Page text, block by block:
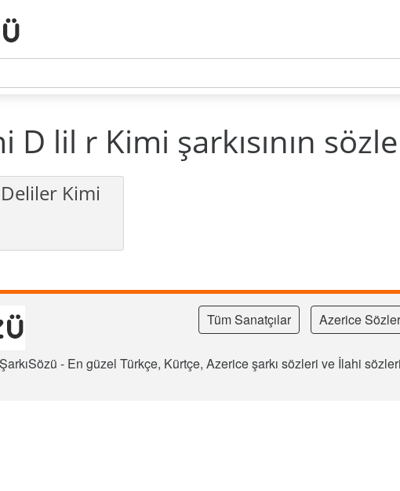
D lil r Kimi şarkısının
Deliler Kimi
Tüm Sanatçılar Azerice Sözler
- En güzel Türkçe, Kürtçe, Azerice şarkı sözleri ve İlahi